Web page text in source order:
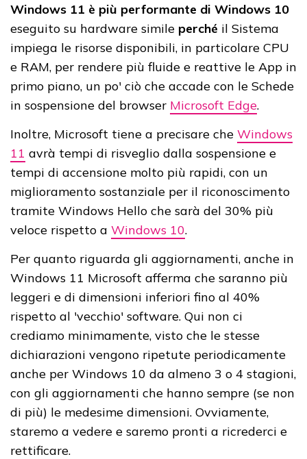
Windows 11 è più performante di Windows 10
eseguito su hardware simile perché il Sistema
impiega le risorse disponibili, in particolare CPU
e RAM, per rendere più fluide e reattive le App in
primo piano, un po' ciò che accade con le Schede
in sospensione del browser Microsoft Edge.
Inoltre, Microsoft tiene a precisare che Windows
11 avrà tempi di risveglio dalla sospensione e
tempi di accensione molto più rapidi, con un
miglioramento sostanziale per il riconoscimento
tramite Windows Hello che sarà del 30% più
veloce rispetto a Windows 10.
Per quanto riguarda gli aggiornamenti, anche in
Windows 11 Microsoft afferma che saranno più
leggeri e di dimensioni inferiori fino al 40%
rispetto al 'vecchio' software. Qui non ci
crediamo minimamente, visto che le stesse
dichiarazioni vengono ripetute periodicamente
anche per Windows 10 da almeno 3 o 4 stagioni,
con gli aggiornamenti che hanno sempre (se non
di più) le medesime dimensioni. Ovviamente,
staremo a vedere e saremo pronti a ricrederci e
rettificare.